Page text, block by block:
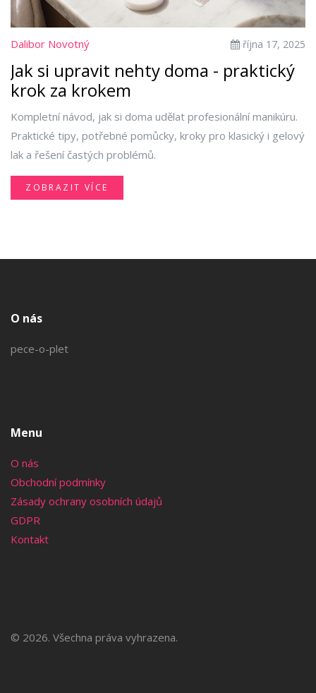
Dalibor Novotný října 17, 2025
Jak si upravit nehty doma - praktický
krok za krokem
Kompletní návod, jak si doma udělat profesionální manikúru.
Praktické tipy, potřebné pomůcky, kroky pro klasický i gelový
lak a řešení častých problémů.
ZOBRAZIT VÍCE
O nás
pece-o-plet
Menu
O nás
Obchodní podmínky
Zásady ochrany osobních údajů
GDPR
Kontakt
© 2026. Všechna práva vyhrazena.